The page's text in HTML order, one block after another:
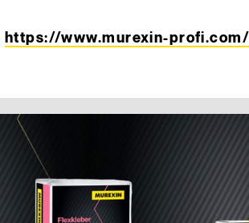
https://www.murexin-profi.com/